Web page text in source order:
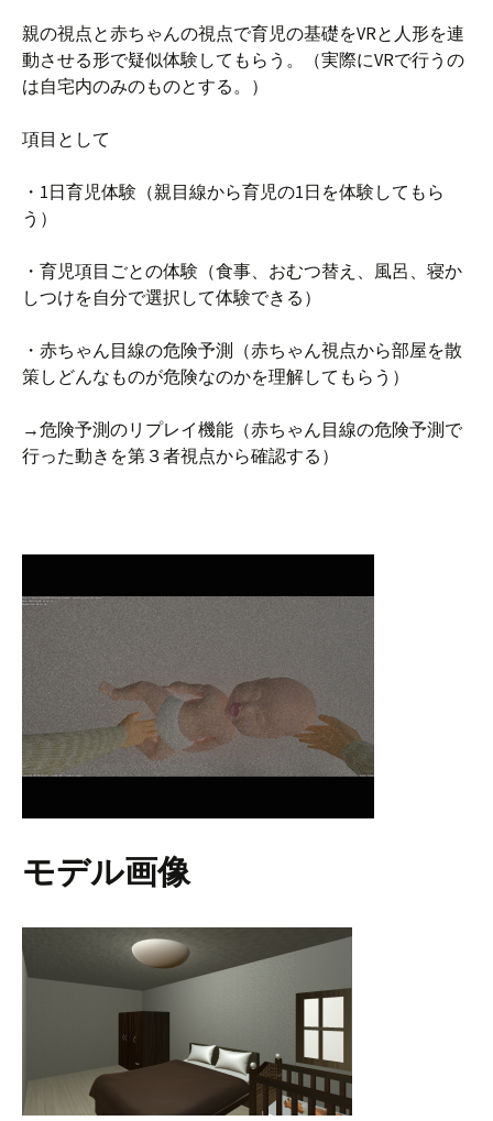
親の視点と赤ちゃんの視点で育児の基礎をVRと人形を連
動させる形で疑似体験してもらう。（実際にVRで行うの
は自宅内のみのものとする。）
項目として
・1日育児体験（親目線から育児の1日を体験してもら
う）
・育児項目ごとの体験（食事、おむつ替え、風呂、寝か
しつけを自分で選択して体験できる）
・赤ちゃん目線の危険予測（赤ちゃん視点から部屋を散
策しどんなものが危険なのかを理解してもらう）
→危険予測のリプレイ機能（赤ちゃん目線の危険予測で
行った動きを第３者視点から確認する）
モデル画像